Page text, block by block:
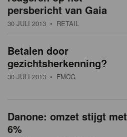
persbericht van Gaia
30 JULI 2013 • RETAIL
Betalen door
gezichtsherkenning?
30 JULI 2013 • FMCG
Danone: omzet stijgt met
6%